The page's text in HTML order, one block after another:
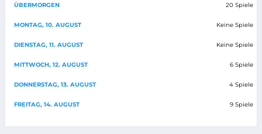
ÜBERMORGEN 20 Spiele
MONTAG, 10. AUGUST Keine Spiele
DIENSTAG, 11. AUGUST Keine Spiele
MITTWOCH, 12. AUGUST 6 Spiele
DONNERSTAG, 13. AUGUST 4 Spiele
FREITAG, 14. AUGUST 9 Spiele